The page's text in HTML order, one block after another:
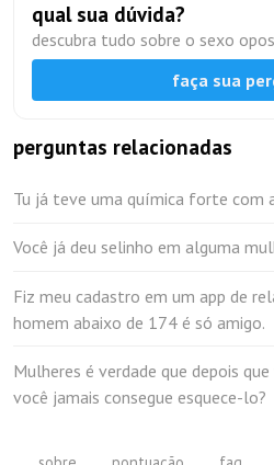
qual sua dúvida?
descubra tudo sobre o sexo
faça sua
perguntas relacionadas
Tu já teve uma química forte com
Você já deu selinho em alguma
Fiz meu cadastro em um app de
homem abaixo de 174 é só amigo.
Mulheres é verdade que depois
você jamais consegue esquece-lo?